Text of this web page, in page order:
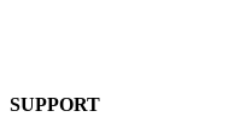
SUPPORT